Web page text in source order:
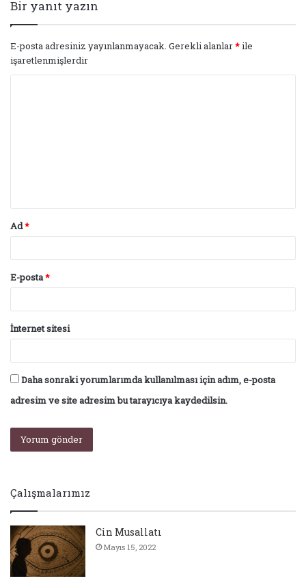
Bir yanıt yazın
E-posta adresiniz yayınlanmayacak. Gerekli alanlar*ile
işaretlenmişlerdir
Ad*
E-posta*
İnternet sitesi
Daha sonraki yorumlarımda kullanılması için adım, e-posta
adresim ve site adresim bu tarayıcıya kaydedilsin.
Çalışmalarımız
Cin Musallatı
Mayıs 15, 2022